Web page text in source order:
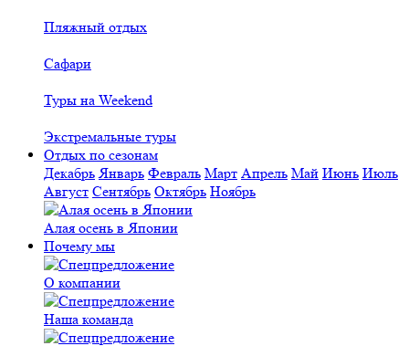
Пляжный отдых
Сафари
Туры на Weekend
Экстремальные туры
Отдых по сезонам
Декабрь Январь Февраль Март Апрель Май Июнь Июль
Август Сентябрь Октябрь Ноябрь
Алая осень в Японии
Почему мы
О компании
Наша команда